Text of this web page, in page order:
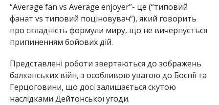
“Average fan vs Average enjoyer”- це (“типовий
фанат vs типовий поціновувач”), який говорить
про складність формули миру, що не вичерпується
припиненням бойових дій.
Представлені роботи звертаються до зображень
балканських війн, з особливою увагою до Боснії та
Герцоговини, що досі залишається скутою
наслідками Дейтонської угоди.